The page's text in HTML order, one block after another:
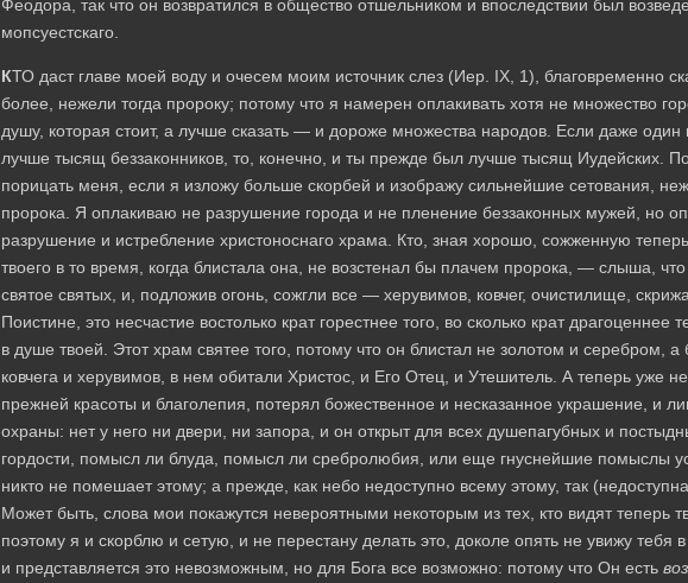
Феодора, так что он возвратился в общество отшельником и впоследствии был
мопсуестскаго.
КТО даст главе моей воду и очесем моим источник слез (Иер. IX, 1), благовременно
более, нежели тогда пророку; потому что я намерен оплакивать хотя не множество
душу, которая стоит, а лучше сказать — и дороже множества народов. Если даже
лучше тысящ беззаконников, то, конечно, и ты прежде был лучше тысящ Иудейских.
порицать меня, если я изложу больше скорбей и изображу сильнейшие сетования,
пророка. Я оплакиваю не разрушение города и не пленение беззаконных мужей, но
разрушение и истребление христоноснаго храма. Кто, зная хорошо, сожженную
твоего в то время, когда блистала она, не возстенал бы плачем пророка, — слыша, что
святое святых, и, подложив огонь, сожгли все — херувимов, ковчег, очистилище,
Поистине, это несчастие востолько крат горестнее того, во сколько крат
в душе твоей. Этот храм святее того, потому что он блистал не золотом и серебром,
ковчега и херувимов, в нем обитали Христос, и Его Отец, и Утешитель. А теперь уже
прежней красоты и благолепия, потерял божественное и несказанное украшение, и
охраны: нет у него ни двери, ни запора, и он открыт для всех душепагубных и
гордости, помысл ли блуда, помысл ли сребролюбия, или еще гнуснейшие помыслы
никто не помешает этому; а прежде, как небо недоступно всему этому, так
Может быть, слова мои покажутся невероятными некоторым из тех, кто видят теперь
поэтому я и скорблю и сетую, и не перестану делать это, доколе опять не увижу
и представляется это невозможным, но для Бога все возможно: потому что Он есть